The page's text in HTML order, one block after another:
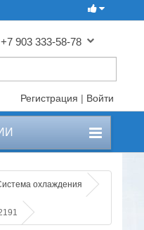
+7 903 333-58-78
Регистрация | Войти
охлаждения